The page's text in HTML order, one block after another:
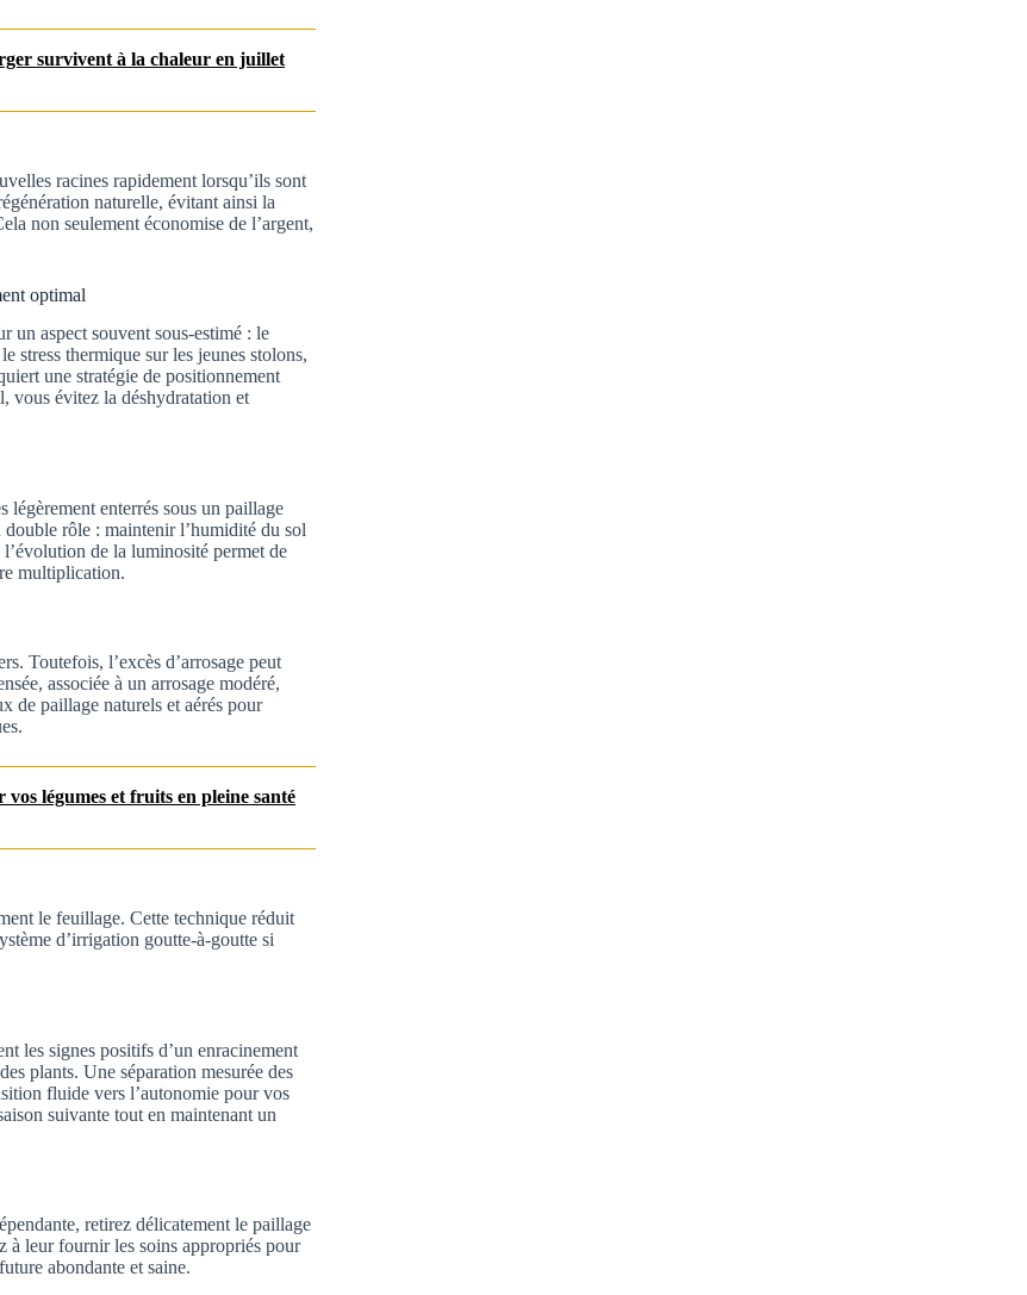
survivent à la chaleur en juillet
racines rapidement lorsqu’ils sont
naturelle, évitant ainsi la
non seulement économise de l’argent,
optimal
un aspect souvent sous-estimé : le
stress thermique sur les jeunes stolons,
une stratégie de positionnement
vous évitez la déshydratation et
légèrement enterrés sous un paillage
rôle : maintenir l’humidité du sol
de la luminosité permet de
multiplication.
Toutefois, l’excès d’arrosage peut
associée à un arrosage modéré,
de paillage naturels et aérés pour
vos légumes et fruits en pleine santé
le feuillage. Cette technique réduit
d’irrigation goutte-à-goutte si
les signes positifs d’un enracinement
plants. Une séparation mesurée des
fluide vers l’autonomie pour vos
suivante tout en maintenant un
retirez délicatement le paillage
à leur fournir les soins appropriés pour
abondante et saine.